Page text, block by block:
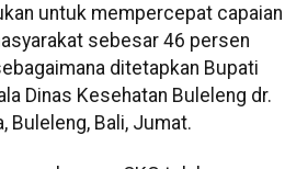
untuk mempercepat capaian
sebesar 46 persen
ditetapkan Bupati
Dinas Kesehatan Buleleng dr.
Buleleng, Bali, Jumat.